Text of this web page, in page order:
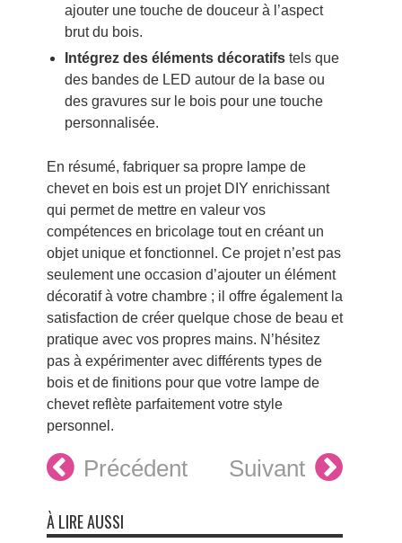
ajouter une touche de douceur à l’aspect
brut du bois.
Intégrez des éléments décoratifstels que
des bandes de LED autour de la base ou
des gravures sur le bois pour une touche
personnalisée.
En résumé, fabriquer sa propre lampe de
chevet en bois est un projet DIY enrichissant
qui permet de mettre en valeur vos
compétences en bricolage tout en créant un
objet unique et fonctionnel. Ce projet n’est pas
seulement une occasion d’ajouter un élément
décoratif à votre chambre ; il offre également la
satisfaction de créer quelque chose de beau et
pratique avec vos propres mains. N’hésitez
pas à expérimenter avec différents types de
bois et de finitions pour que votre lampe de
chevet reflète parfaitement votre style
personnel.
Précédent Suivant
À LIRE AUSSI